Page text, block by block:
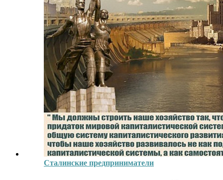
Сталинские предприниматели